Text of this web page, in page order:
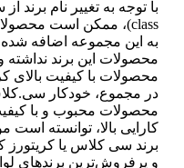
به این مجموعه اضافه شده
محصولات این برند نداشته
محصولات با کیفیت بالای
محصولات محبوب و با
کارایی بالا، توانسته است
و پرفروش‌ترین برندهای